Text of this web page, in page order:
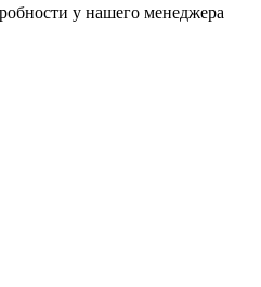
у нашего менеджера